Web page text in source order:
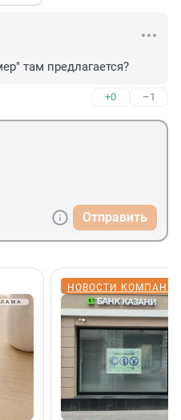
там предлагается?
+0 –1
Отправить
НОВОСТИ